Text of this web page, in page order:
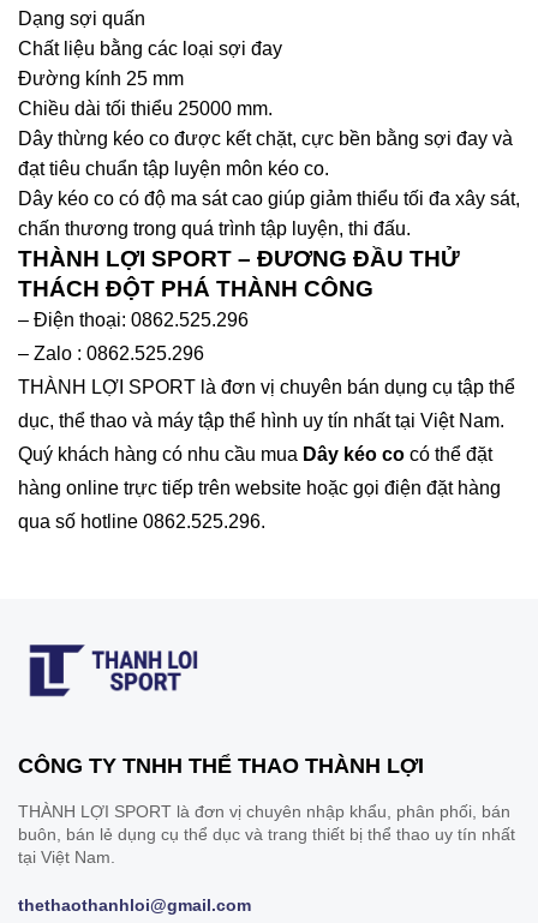
Dạng sợi quấn
Chất liệu bằng các loại sợi đay
Đường kính 25 mm
Chiều dài tối thiểu 25000 mm.
Dây thừng kéo co được kết chặt, cực bền bằng sợi đay và
đạt tiêu chuẩn tập luyện môn kéo co.
Dây kéo co có độ ma sát cao giúp giảm thiểu tối đa xây sát,
chấn thương trong quá trình tập luyện, thi đấu.
THÀNH LỢI SPORT – ĐƯƠNG ĐẦU THỬ
THÁCH ĐỘT PHÁ THÀNH CÔNG
– Điện thoại: 0862.525.296
– Zalo : 0862.525.296
THÀNH LỢI SPORT là đơn vị chuyên bán dụng cụ tập thể
dục, thể thao và máy tập thể hình uy tín nhất tại Việt Nam.
Quý khách hàng có nhu cầu mua Dây kéo co có thể đặt
hàng online trực tiếp trên website hoặc gọi điện đặt hàng
qua số hotline 0862.525.296.
CÔNG TY TNHH THỂ THAO THÀNH LỢI
THÀNH LỢI SPORT là đơn vị chuyên nhập khẩu, phân phối, bán
buôn, bán lẻ dụng cụ thể dục và trang thiết bị thể thao uy tín nhất
tại Việt Nam.
thethaothanhloi@gmail.com